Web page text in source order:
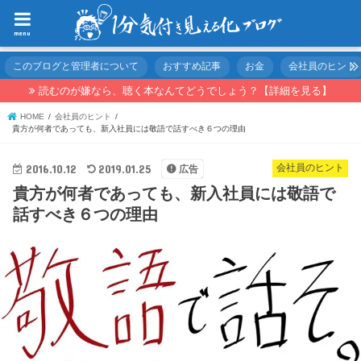
menu
このブログと管理者について おすすめ記事 お金 会社員のヒント
読むのが嫌なら、聴く本なんてどうでしょう？【詳細を見る】
HOME
会社員のヒント
貴方が何者であっても、新入社員には敬語で話すべき６つの理由
会社員のヒント
2016.10.12 2019.01.25 広告
貴方が何者であっても、新入社員には敬語で
話すべき６つの理由